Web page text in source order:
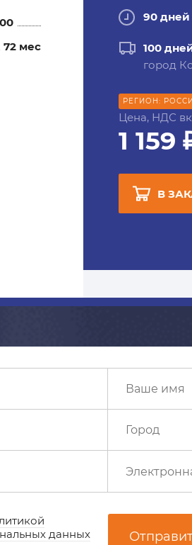
72 мес
90 дней
100
город
РЕГИОН:
Цена, НДС
1 159
В
данных